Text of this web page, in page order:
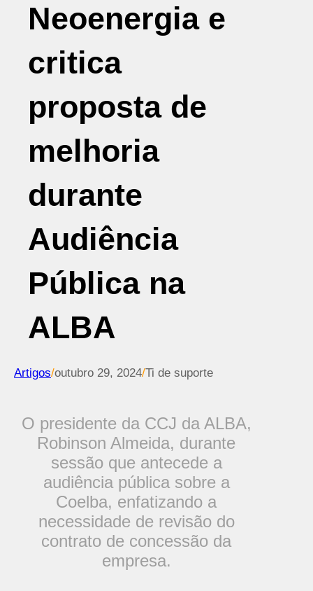
Neoenergia e
critica
proposta de
melhoria
durante
Audiência
Pública na
ALBA
Artigos/outubro 29, 2024/Ti de suporte
O presidente da CCJ da ALBA,
Robinson Almeida, durante
sessão que antecede a
audiência pública sobre a
Coelba, enfatizando a
necessidade de revisão do
contrato de concessão da
empresa.